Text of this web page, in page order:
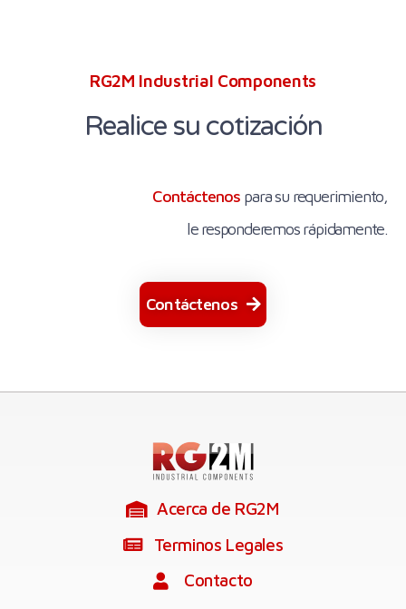
RG2M Industrial Components
Realice su cotización
Contáctenos para su requerimiento,
le responderemos rápidamente.
Contáctenos
Acerca de RG2M
Terminos Legales
Contacto